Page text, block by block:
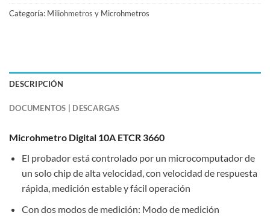
Categoría: Miliohmetros y Microhmetros
DESCRIPCIÓN
DOCUMENTOS | DESCARGAS
Microhmetro Digital 10A ETCR 3660
El probador está controlado por un microcomputador de
un solo chip de alta velocidad, con velocidad de respuesta
rápida, medición estable y fácil operación
Con dos modos de medición: Modo de medición